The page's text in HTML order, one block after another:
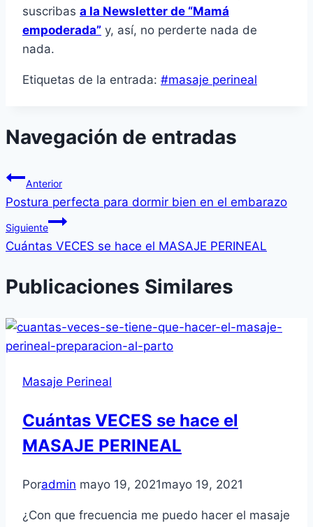
suscribas a la Newsletter de “Mamá
empoderada” y, así, no perderte nada de
nada.
Etiquetas de la entrada: #masaje perineal
Navegación de entradas
Anterior
Postura perfecta para dormir bien en el embarazo
Siguiente
Cuántas VECES se hace el MASAJE PERINEAL
Publicaciones Similares
Masaje Perineal
Cuántas VECES se hace el
MASAJE PERINEAL
Poradmin mayo 19, 2021mayo 19, 2021
¿Con que frecuencia me puedo hacer el masaje